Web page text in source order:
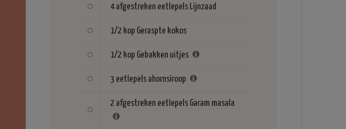
4 afgestreken eetlepels Lijnzaad
1/2 kop Geraspte kokos
1/2 kop Gebakken uitjes
3 eetlepels ahornsiroop
2 afgestreken eetlepels Garam masala